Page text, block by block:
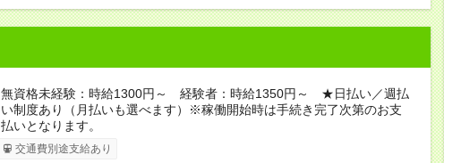
無資格未経験：時給1300円～ 経験者：時給1350円～ ★日払い／週払
い制度あり（月払いも選べます）※稼働開始時は手続き完了次第のお支
払いとなります。
交通費別途支給あり